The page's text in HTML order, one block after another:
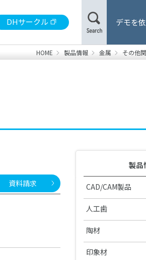
SDS 安全データシート
製品カタログ
DHサークル デモを
製品カタログ
HOME 製品情報 金属 その他
資料請求
製品
CAD/CAM製品
CAD/CAM機器
GO2Dental
CAD/CAM材料
ジルコニアZRシ
3Dプリンターシ
人工歯
硬質レジン歯
エンデュラ（前
レジン歯
陶材
オールセラミック
印象材